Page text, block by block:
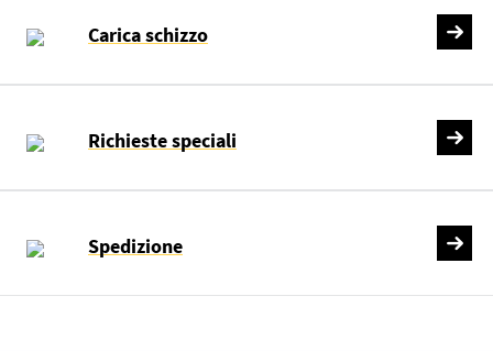
Carica schizzo
Richieste speciali
Spedizione